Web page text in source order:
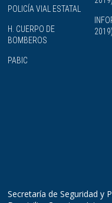
POLICÍA VIAL ESTATAL
H. CUERPO DE
BOMBEROS
PABIC
2019)
Secretaría de Seguridad y